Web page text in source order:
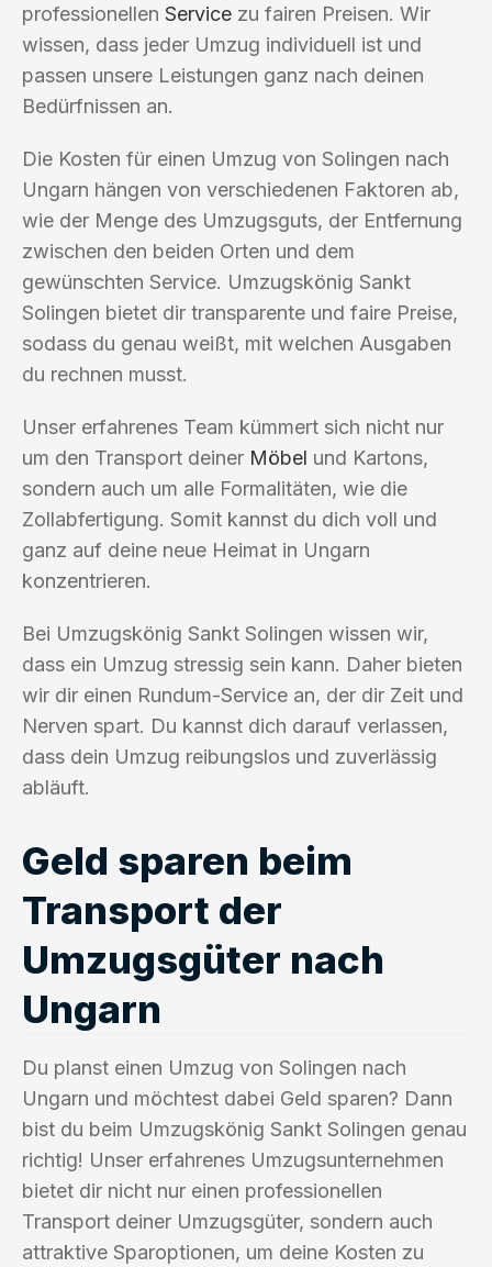
professionellen Service zu fairen Preisen. Wir
wissen, dass jeder Umzug individuell ist und
passen unsere Leistungen ganz nach deinen
Bedürfnissen an.
Die Kosten für einen Umzug von Solingen nach
Ungarn hängen von verschiedenen Faktoren ab,
wie der Menge des Umzugsguts, der Entfernung
zwischen den beiden Orten und dem
gewünschten Service. Umzugskönig Sankt
Solingen bietet dir transparente und faire Preise,
sodass du genau weißt, mit welchen Ausgaben
du rechnen musst.
Unser erfahrenes Team kümmert sich nicht nur
um den Transport deiner Möbel und Kartons,
sondern auch um alle Formalitäten, wie die
Zollabfertigung. Somit kannst du dich voll und
ganz auf deine neue Heimat in Ungarn
konzentrieren.
Bei Umzugskönig Sankt Solingen wissen wir,
dass ein Umzug stressig sein kann. Daher bieten
wir dir einen Rundum-Service an, der dir Zeit und
Nerven spart. Du kannst dich darauf verlassen,
dass dein Umzug reibungslos und zuverlässig
abläuft.
Geld sparen beim
Transport der
Umzugsgüter nach
Ungarn
Du planst einen Umzug von Solingen nach
Ungarn und möchtest dabei Geld sparen? Dann
bist du beim Umzugskönig Sankt Solingen genau
richtig! Unser erfahrenes Umzugsunternehmen
bietet dir nicht nur einen professionellen
Transport deiner Umzugsgüter, sondern auch
attraktive Sparoptionen, um deine Kosten zu